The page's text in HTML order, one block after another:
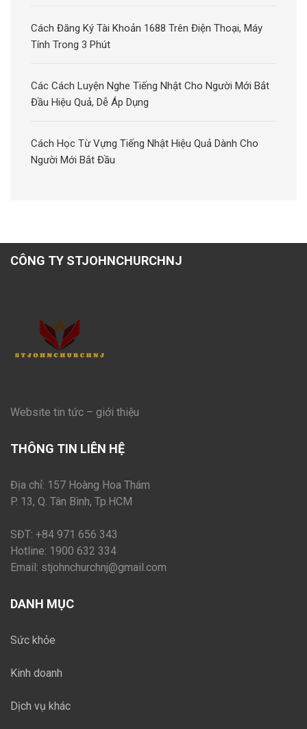
Cách Đăng Ký Tài Khoản 1688 Trên Điện Thoại, Máy
Tính Trong 3 Phút
Các Cách Luyện Nghe Tiếng Nhật Cho Người Mới Bắt
Đầu Hiệu Quả, Dễ Áp Dụng
Cách Học Từ Vựng Tiếng Nhật Hiệu Quả Dành Cho
Người Mới Bắt Đầu
CÔNG TY STJOHNCHURCHNJ
Website tin tức – giới thiệu
THÔNG TIN LIÊN HỆ
Địa chỉ: 157 Hoàng Hoa Thám
P. 13, Q. Tân Bình, Tp.HCM
SĐT: +84 971 656 343
Hotline: 1900 632 334
Email: stjohnchurchnj@gmail.com
DANH MỤC
Sức khỏe
Kinh doanh
Dịch vụ khác